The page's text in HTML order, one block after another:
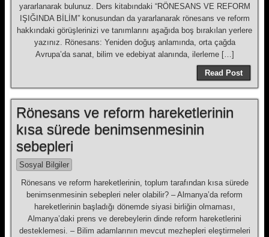
yararlanarak bulunuz. Ders kitabındaki “RÖNESANS VE REFORM
IŞIĞINDA BİLİM” konusundan da yararlanarak rönesans ve reform
hakkındaki görüşlerinizi ve tanımlarını aşağıda boş bırakılan yerlere
yazınız. Rönesans: Yeniden doğuş anlamında, orta çağda
Avrupa’da sanat, bilim ve edebiyat alanında, ilerleme […]
Read Post
Rönesans ve reform hareketlerinin
kısa sürede benimsenmesinin
sebepleri
Sosyal Bilgiler
Rönesans ve reform hareketlerinin, toplum tarafından kısa sürede
benimsenmesinin sebepleri neler olabilir? – Almanya’da reform
hareketlerinin başladığı dönemde siyasi birliğin olmaması,
Almanya’daki prens ve derebeylerin dinde reform hareketlerini
desteklemesi. – Bilim adamlarının mevcut mezhepleri eleştirmeleri